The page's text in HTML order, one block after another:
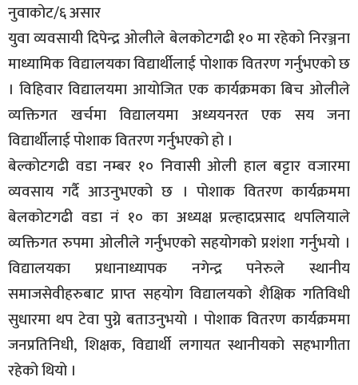
नुवाकोट/६ असार
युवा व्यवसायी दिपेन्द्र ओलीले बेलकोटगढी १० मा रहेको निरञ्जना
माध्यामिक विद्यालयका विद्यार्थीलाई पोशाक वितरण गर्नुभएको छ
। विहिवार विद्यालयमा आयोजित एक कार्यक्रमका बिच ओलीले
व्यक्तिगत खर्चमा विद्यालयमा अध्ययनरत एक सय जना
विद्यार्थीलाई पोशाक वितरण गर्नुभएको हो ।
बेल्कोटगढी वडा नम्बर १० निवासी ओली हाल बट्टार वजारमा
व्यवसाय गर्दै आउनुभएको छ । पोशाक वितरण कार्यक्रममा
बेलकोटगढी वडा नं १० का अध्यक्ष प्रल्हादप्रसाद थपलियाले
व्यक्तिगत रुपमा ओलीले गर्नुभएको सहयोगको प्रशंशा गर्नुभयो ।
विद्यालयका प्रधानाध्यापक नगेन्द्र पनेरुले स्थानीय
समाजसेवीहरुबाट प्राप्त सहयोग विद्यालयको शैक्षिक गतिविधी
सुधारमा थप टेवा पुग्ने बताउनुभयो । पोशाक वितरण कार्यक्रममा
जनप्रतिनिधी, शिक्षक, विद्यार्थी लगायत स्थानीयको सहभागीता
रहेको थियो ।